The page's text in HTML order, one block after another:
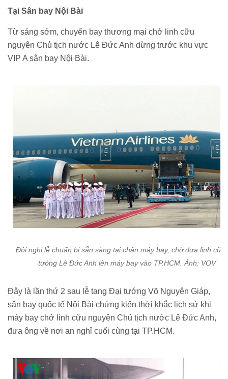
Tại Sân bay Nội Bài
Từ sáng sớm, chuyến bay thương mại chở linh cữu
nguyên Chủ tịch nước Lê Đức Anh dừng trước khu vực
VIP A sân bay Nội Bài.
Đội nghi lễ chuẩn bị sẵn sàng tại chân máy bay, chờ đưa linh cữu
tướng Lê Đức Anh lên máy bay vào TP.HCM. Ảnh: VOV
Đây là lần thứ 2 sau lễ tang Đại tướng Võ Nguyên Giáp,
sân bay quốc tế Nội Bài chứng kiến thời khắc lịch sử khi
máy bay chở linh cữu nguyên Chủ tịch nước Lê Đức Anh,
đưa ông về nơi an nghỉ cuối cùng tại TP.HCM.